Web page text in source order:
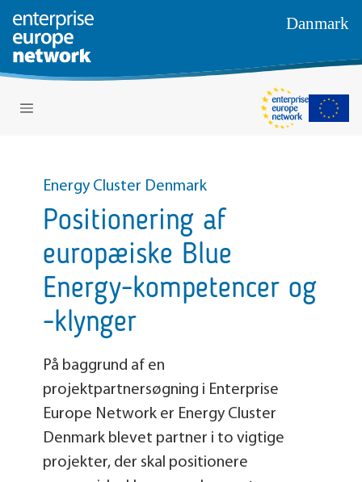
Danmark
Energy Cluster Denmark
Positionering af
europæiske Blue
Energy-kompetencer og
-klynger
På baggrund af en
projektpartnersøgning i Enterprise
Europe Network er Energy Cluster
Denmark blevet partner i to vigtige
projekter, der skal positionere